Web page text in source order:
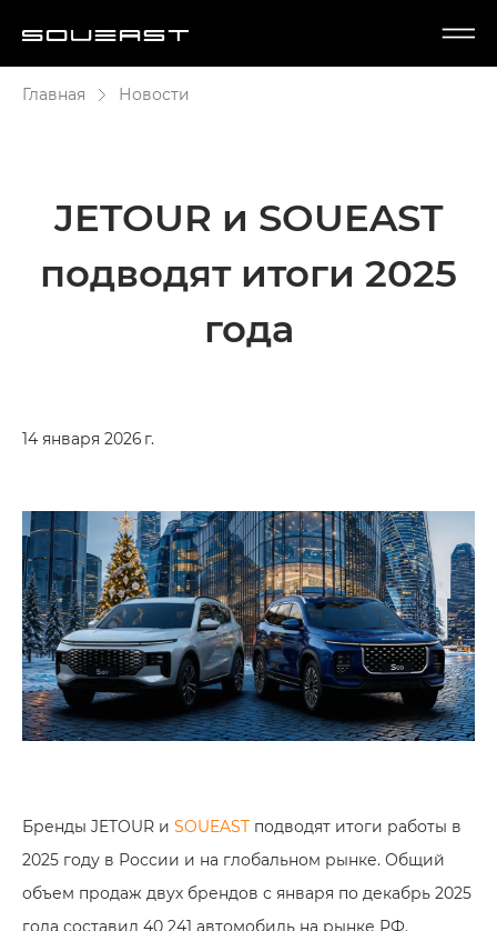
Главная Новости
JETOUR и SOUEAST
подводят итоги 2025
года
14 января 2026 г.
Бренды JETOUR и SOUEAST подводят итоги работы в
2025 году в России и на глобальном рынке. Общий
объем продаж двух брендов с января по декабрь 2025
года составил 40 241 автомобиль на рынке РФ.